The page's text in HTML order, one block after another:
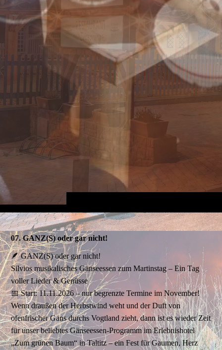
07. GANZ(S) oder gar nicht!
🪶 GANZ(S) oder gar nicht!
Silvios musikalisches Gänseessen zum Martinstag – Ein Tag
voller Lieder & Genüsse
📅 Start: 11.11.2026 – nur begrenzte Termine im November!
Wenn draußen der Herbstwind weht und der Duft von
ofenfrischer Gans durchs Vogtland zieht, dann ist es wieder Zeit
für unser beliebtes Gänseessen-Programm im Erlebnishotel
„Zum grünen Baum“ in Taltitz – ein Fest für Gaumen, Herz